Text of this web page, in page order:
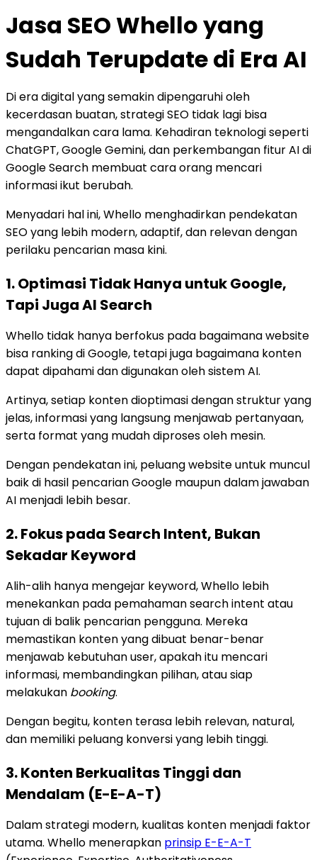
Jasa SEO Whello yang
Sudah Terupdate di Era AI
Di era digital yang semakin dipengaruhi oleh
kecerdasan buatan, strategi SEO tidak lagi bisa
mengandalkan cara lama. Kehadiran teknologi seperti
ChatGPT, Google Gemini, dan perkembangan fitur AI di
Google Search membuat cara orang mencari
informasi ikut berubah.
Menyadari hal ini, Whello menghadirkan pendekatan
SEO yang lebih modern, adaptif, dan relevan dengan
perilaku pencarian masa kini.
1. Optimasi Tidak Hanya untuk Google,
Tapi Juga AI Search
Whello tidak hanya berfokus pada bagaimana website
bisa ranking di Google, tetapi juga bagaimana konten
dapat dipahami dan digunakan oleh sistem AI.
Artinya, setiap konten dioptimasi dengan struktur yang
jelas, informasi yang langsung menjawab pertanyaan,
serta format yang mudah diproses oleh mesin.
Dengan pendekatan ini, peluang website untuk muncul
baik di hasil pencarian Google maupun dalam jawaban
AI menjadi lebih besar.
2. Fokus pada Search Intent, Bukan
Sekadar Keyword
Alih-alih hanya mengejar keyword, Whello lebih
menekankan pada pemahaman search intent atau
tujuan di balik pencarian pengguna. Mereka
memastikan konten yang dibuat benar-benar
menjawab kebutuhan user, apakah itu mencari
informasi, membandingkan pilihan, atau siap
melakukan booking.
Dengan begitu, konten terasa lebih relevan, natural,
dan memiliki peluang konversi yang lebih tinggi.
3. Konten Berkualitas Tinggi dan
Mendalam (E-E-A-T)
Dalam strategi modern, kualitas konten menjadi faktor
utama. Whello menerapkan prinsip E-E-A-T